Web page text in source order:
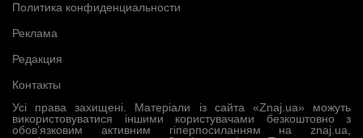
Усі права захищені. Матеріали із сайта «Znaj.ua» можуть
використовуватися іншими користувачами безкоштовно з
обов’язковим активним гіперпосиланням на znaj.ua,
Политика конфиденциальности
Реклама
Редакция
Контакты